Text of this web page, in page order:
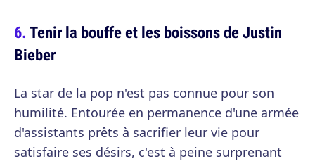
Tenir la bouffe et les boissons de Justin
Bieber
La star de la pop n'est pas connue pour son
humilité. Entourée en permanence d'une armée
d'assistants prêts à sacrifier leur vie pour
satisfaire ses désirs, c'est à peine surprenant